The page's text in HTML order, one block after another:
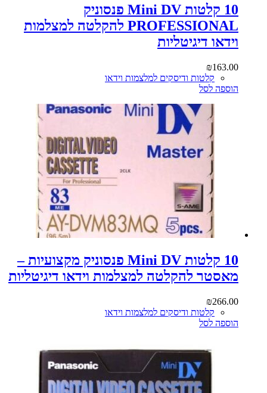
10 קלטות Mini DV פנסוניק
PROFESSIONAL להקלטה למצלמות
וידאו דיגיטליות
₪163.00
קלטות ודיסקים למלצמות וידאו
הוספה לסל
10 קלטות Mini DV פנסוניק מקצועיות –
מאסטר להקלטה למצלמות וידאו דיגיטליות
₪266.00
קלטות ודיסקים למלצמות וידאו
הוספה לסל